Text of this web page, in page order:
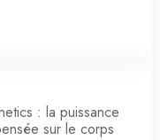
: la puissance
sur le corps